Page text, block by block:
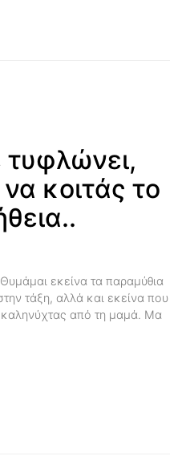
κοιτάς το
εκείνα τα παραμύθια
τάξη, αλλά και εκείνα που
καληνύχτας από τη μαμά. Μα